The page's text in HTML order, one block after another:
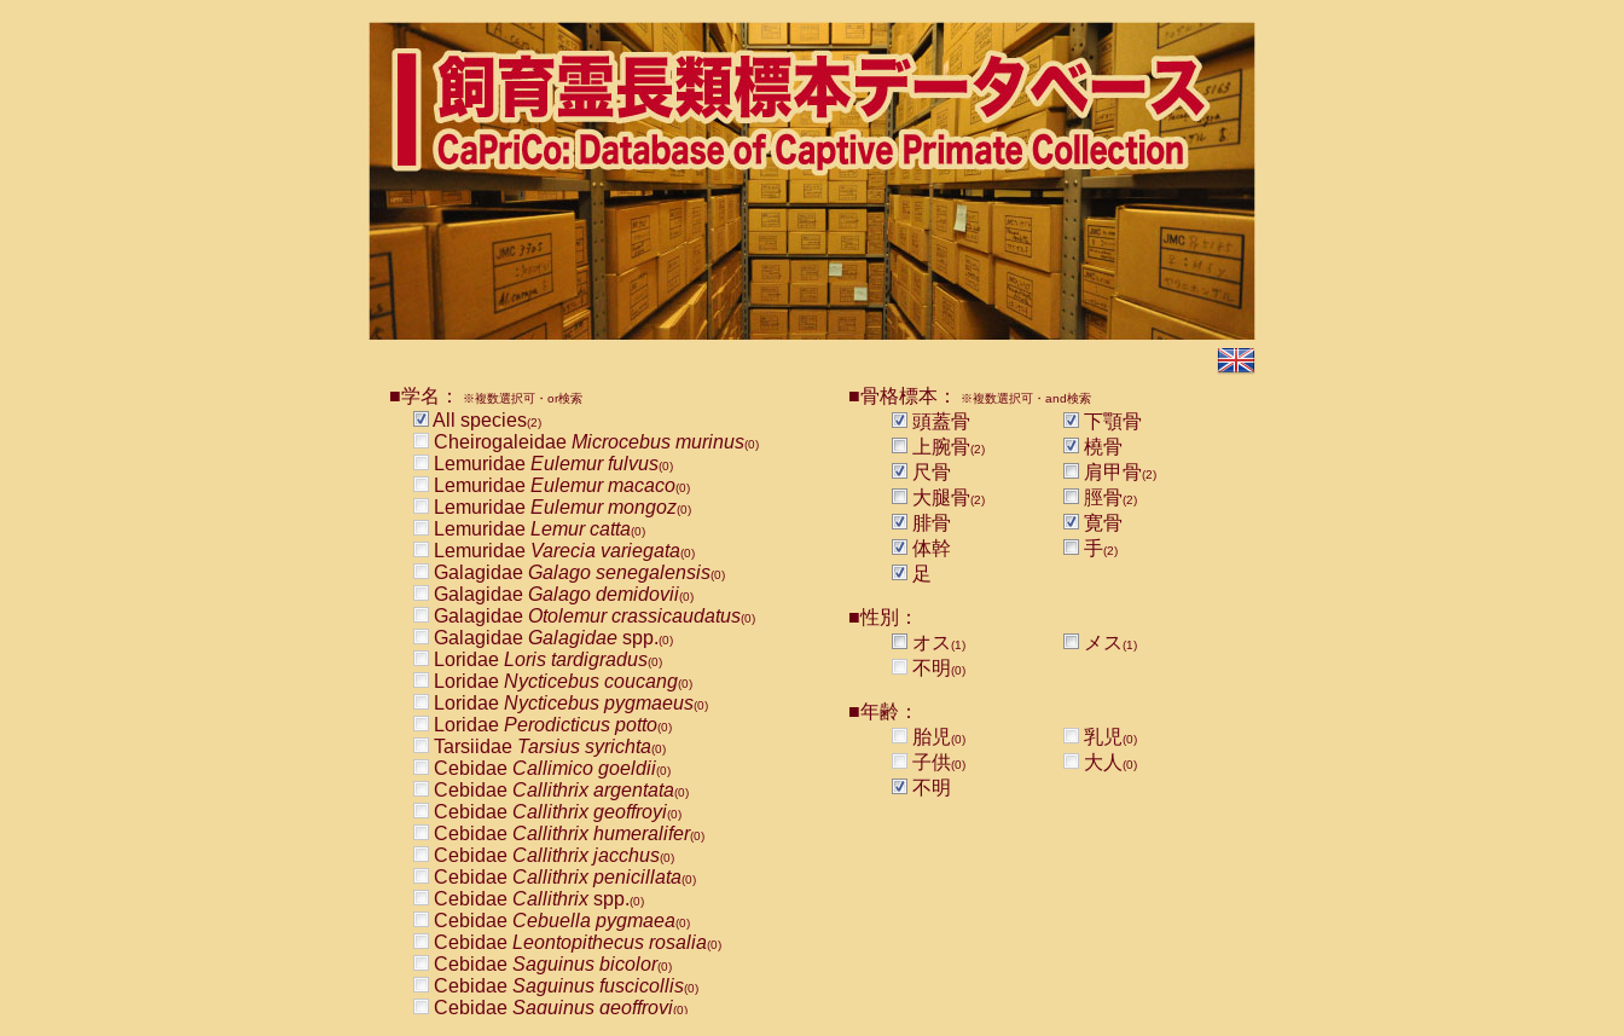
■学名： ※複数選択可・or検索
All species(2)
Cheirogaleidae Microcebus murinus(0)
Lemuridae Eulemur fulvus(0)
Lemuridae Eulemur macaco(0)
Lemuridae Eulemur mongoz(0)
Lemuridae Lemur catta(0)
Lemuridae Varecia variegata(0)
Galagidae Galago senegalensis(0)
Galagidae Galago demidovii(0)
Galagidae Otolemur crassicaudatus(0)
Galagidae Galagidae spp.(0)
Loridae Loris tardigradus(0)
Loridae Nycticebus coucang(0)
Loridae Nycticebus pygmaeus(0)
Loridae Perodicticus potto(0)
Tarsiidae Tarsius syrichta(0)
Cebidae Callimico goeldii(0)
Cebidae Callithrix argentata(0)
Cebidae Callithrix geoffroyi(0)
Cebidae Callithrix humeralifer(0)
Cebidae Callithrix jacchus(0)
Cebidae Callithrix penicillata(0)
Cebidae Callithrixspp.(0)
Cebidae Cebuella pygmaea(0)
Cebidae Leontopithecus rosalia(0)
Cebidae Saguinus bicolor(0)
Cebidae Saguinus fuscicollis(0)
Cebidae Saguinus geoffroyi(0)
■骨格標本： ※複数選択可・and検索
頭蓋骨
下顎骨
上腕骨(2)
橈骨
尺骨
肩甲骨(2)
大腿骨(2) 脛骨(2)
腓骨
寛骨
体幹
手(2)
足
■性別：
オス(1) メス(1)
不明(0)
■年齢：
胎児(0) 乳児(0)
子供(0) 大人 (0)
不明